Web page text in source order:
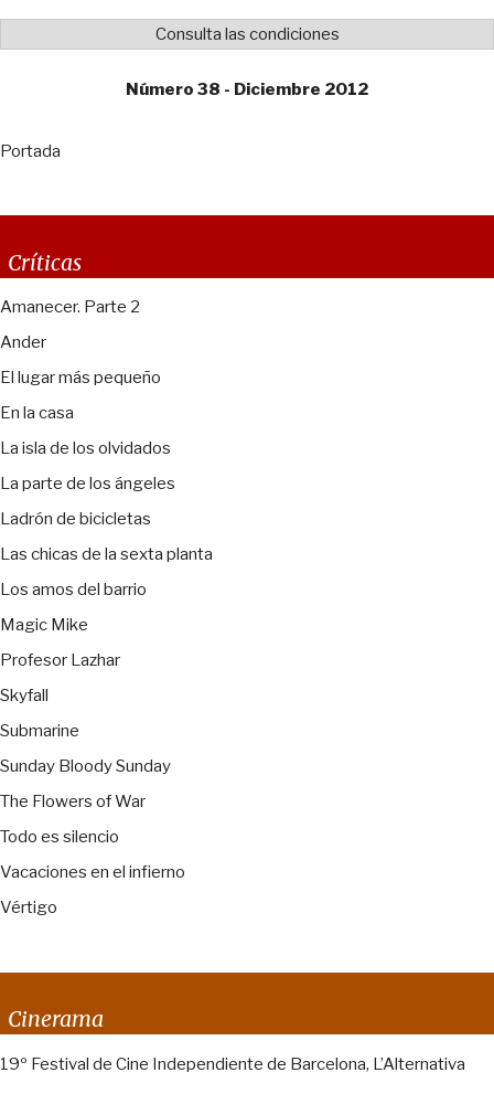
Consulta las condiciones
Número 38 - Diciembre 2012
Portada
Críticas
Amanecer. Parte 2
Ander
El lugar más pequeño
En la casa
La isla de los olvidados
La parte de los ángeles
Ladrón de bicicletas
Las chicas de la sexta planta
Los amos del barrio
Magic Mike
Profesor Lazhar
Skyfall
Submarine
Sunday Bloody Sunday
The Flowers of War
Todo es silencio
Vacaciones en el infierno
Vértigo
Cinerama
19º Festival de Cine Independiente de Barcelona, L’Alternativa